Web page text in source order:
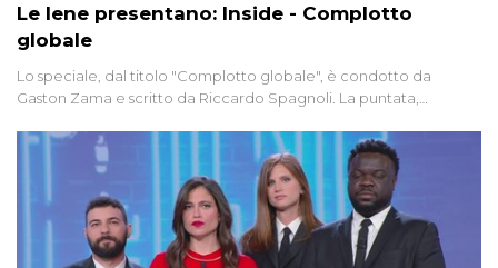
Le Iene presentano: Inside - Complotto
globale
Lo speciale, dal titolo "Complotto globale", è condotto da
Gaston Zama e scritto da Riccardo Spagnoli. La puntata,
racconta l'universo delle narrazioni alternative, dei sospetti
globali e del complottismo che negli ultimi anni hanno invaso
social network, talk show, piazze digitali e immaginario collettivo.